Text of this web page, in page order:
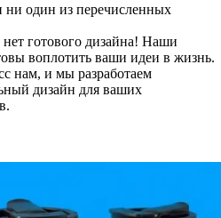
ни один из перечисленных
нет готового дизайна! Наши
воплотить ваши идеи в жизнь.
нам, и мы разработаем
дизайн для ваших